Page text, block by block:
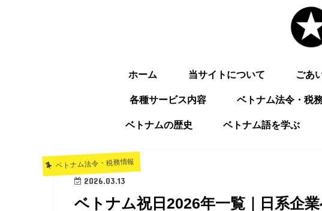
ホーム 当サイトについて ごあ
各種サービス内容 ベトナム法令・税
ベトナムの歴史 ベトナム語を学ぶ
ベトナム法令・税務情報
2026.03.13
ベトナム祝日2026年一覧｜日系企